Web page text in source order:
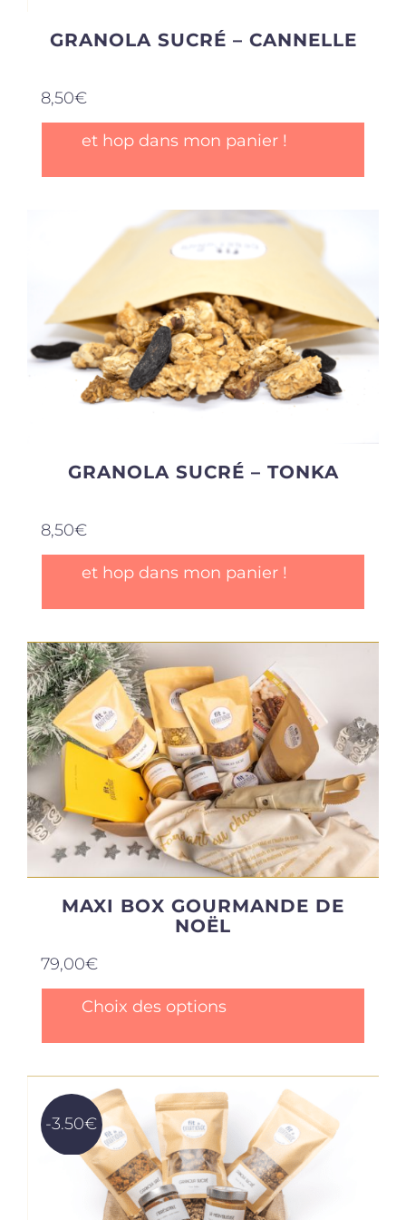
GRANOLA SUCRÉ – CANNELLE
8,50€
et hop dans mon panier !
GRANOLA SUCRÉ – TONKA
8,50€
et hop dans mon panier !
MAXI BOX GOURMANDE DE
NOËL
79,00€
Choix des options
a
variations.
Les
options
peuvent
être
choisies
sur
la
-3.50€